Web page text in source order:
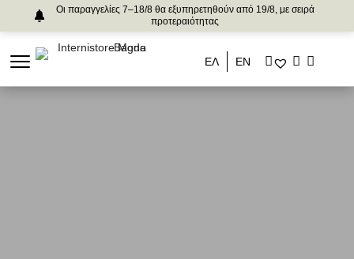
Οι παραγγελίες 7–18/8 θα εξυπηρετηθούν από 19/8, με σειρά
προτεραιότητας
ΕΛ ΕΝ